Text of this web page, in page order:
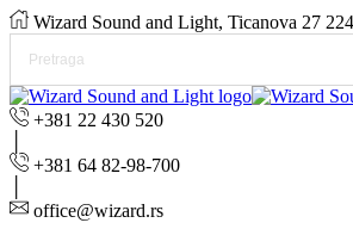
Wizard Sound and Light, Ticanova 27
+381 22 430 520
+381 64 82-98-700
office@wizard.rs